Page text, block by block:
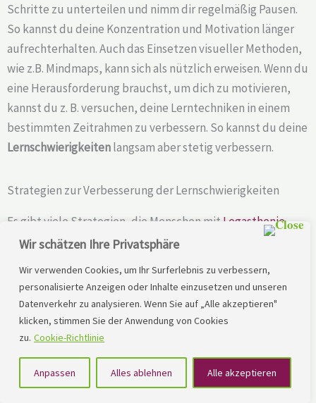
Wir schätzen Ihre Privatsphäre
Wir verwenden Cookies, um Ihr Surferlebnis zu verbessern,
personalisierte Anzeigen oder Inhalte einzusetzen und unseren
Datenverkehr zu analysieren. Wenn Sie auf „Alle akzeptieren"
klicken, stimmen Sie der Anwendung von Cookies
zu. Cookie-Richtlinie
Anpassen Alles ablehnen Alle akzeptieren
Schritte zu unterteilen und nimm dir regelmäßig Pausen.
So kannst du deine Konzentration und Motivation länger
aufrechterhalten. Auch das Einsetzen visueller Methoden,
wie z.B. Mindmaps, kann sich als nützlich erweisen. Wenn du
eine Herausforderung brauchst, um dich zu motivieren,
kannst du z. B. versuchen, deine Lerntechniken in einem
bestimmten Zeitrahmen zu verbessern. So kannst du deine
Lernschwierigkeitenlangsam aber stetig verbessern.
Strategien zur Verbesserung der Lernschwierigkeiten
Es gibt viele Strategien, die Menschen mit Legasthenie
anwenden können, um ihre Lernschwierigkeiten zu
richtigen Dinge zu konzentrieren. Es ist wichtig, dass du dir
deiner Schwächen bewusst bist und deine Zeit nicht mit
Dingen verschwendest, die du nicht wirklich erreichen
kannst. Es ist auch wichtig, eine positive Einstellung zu
haben und sich nicht durch Misserfolge oder Rückschläge
entmutigen zu lassen.